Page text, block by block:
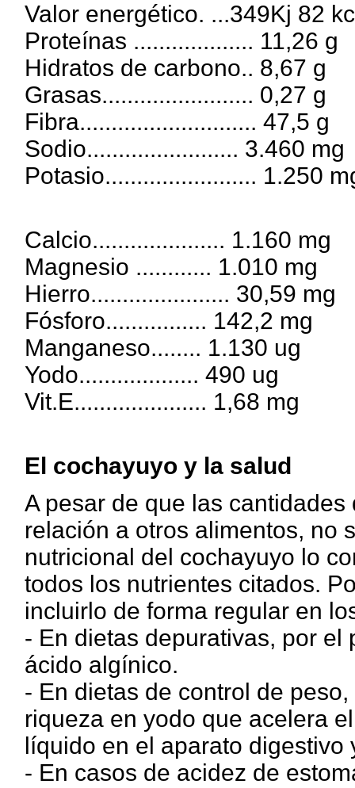
Valor energético. ...349Kj 82
Proteínas ................... 11,26 g
Hidratos de carbono.. 8,67 g
Grasas........................ 0,27 g
Fibra............................ 47,5 g
Sodio........................ 3.460 mg
Potasio........................ 1.250
Calcio..................... 1.160 mg
Magnesio ............ 1.010 mg
Hierro...................... 30,59 mg
Fósforo................ 142,2 mg
Manganeso........ 1.130 ug
Yodo................... 490 ug
Vit.E..................... 1,68 mg
El cochayuyo y la salud
A pesar de que las
relación a otros alimentos, no
nutricional del cochayuyo lo
todos los nutrientes citados.
incluirlo de forma regular en
- En dietas depurativas, por
ácido algínico.
- En dietas de control de
riqueza en yodo que acelera
líquido en el aparato digestivo
- En casos de acidez de